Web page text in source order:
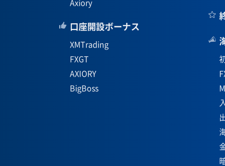
Axiory
口座開設ボーナス
XMTrading
FXGT
AXIORY
BigBoss